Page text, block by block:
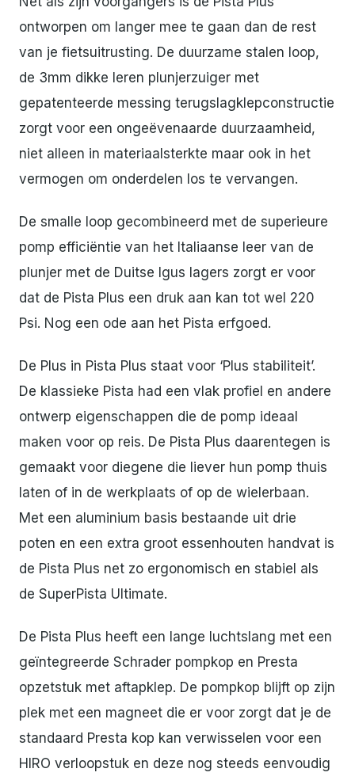
ontworpen om langer mee te gaan dan de rest
van je fietsuitrusting. De duurzame stalen loop,
de 3mm dikke leren plunjerzuiger met
gepatenteerde messing terugslagklepconstructie
zorgt voor een ongeëvenaarde duurzaamheid,
niet alleen in materiaalsterkte maar ook in het
vermogen om onderdelen los te vervangen.
De smalle loop gecombineerd met de superieure
pomp efficiëntie van het Italiaanse leer van de
plunjer met de Duitse Igus lagers zorgt er voor
dat de Pista Plus een druk aan kan tot wel 220
Psi. Nog een ode aan het Pista erfgoed.
De Plus in Pista Plus staat voor ‘Plus stabiliteit’.
De klassieke Pista had een vlak profiel en andere
ontwerp eigenschappen die de pomp ideaal
maken voor op reis. De Pista Plus daarentegen is
gemaakt voor diegene die liever hun pomp thuis
laten of in de werkplaats of op de wielerbaan.
Met een aluminium basis bestaande uit drie
poten en een extra groot essenhouten handvat is
de Pista Plus net zo ergonomisch en stabiel als
de SuperPista Ultimate.
De Pista Plus heeft een lange luchtslang met een
geïntegreerde Schrader pompkop en Presta
opzetstuk met aftapklep. De pompkop blijft op zijn
plek met een magneet die er voor zorgt dat je de
standaard Presta kop kan verwisselen voor een
HIRO verloopstuk en deze nog steeds eenvoudig